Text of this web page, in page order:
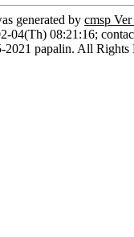
generated by cmsp
04(Th) 08:21:16;
papalin. All Rights